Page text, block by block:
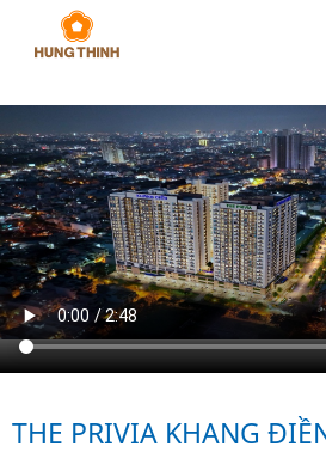
PRIVIA
KHANG
ĐIỀN
THE PRIVIA KHANG